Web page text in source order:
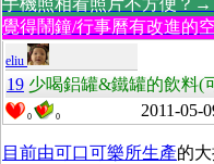
手機照相看照片不方便？→
覺得鬧鐘/行事曆有改進的
eliu
19 少喝鋁罐&鐵罐的飲料(
0 0 2011-05-
目前由可口可樂所生產的